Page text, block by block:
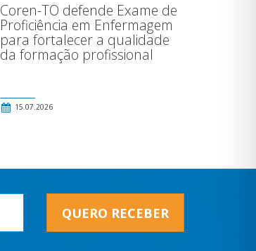
Coren-TO defende Exame de
Proficiência em Enfermagem
para fortalecer a qualidade
da formação profissional
15.07.2026
QUERO RECEBER